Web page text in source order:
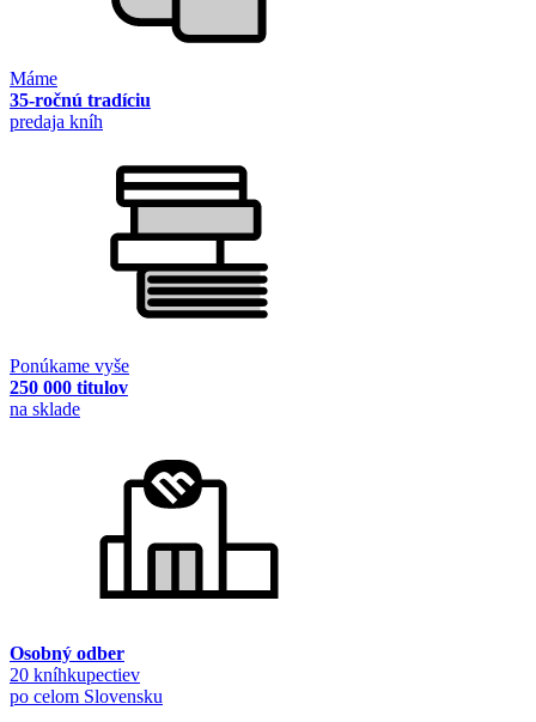
Máme
35-ročnú tradíciu
predaja kníh
Ponúkame vyše
250 000 titulov
na sklade
Osobný odber
20 kníhkupectiev
po celom Slovensku